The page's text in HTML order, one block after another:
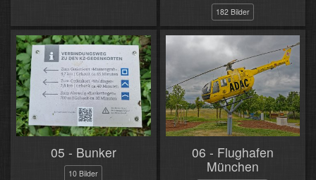
182 Bilder
05 - Bunker
10 Bilder
06 - Flughafen
München